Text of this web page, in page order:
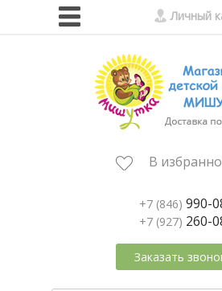
Личный
В
+7 (846) 990-
+7 (927) 260-
Заказать